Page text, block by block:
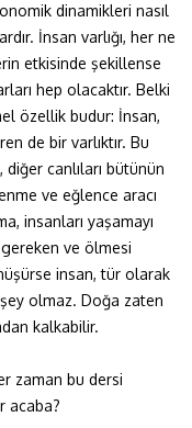
dinamikleri nasıl
İnsan varlığı, her ne
etkisinde şekillense
hep olacaktır. Belki
özellik budur: İnsan,
de bir varlıktır. Bu
canlıları bütünün
ve eğlence aracı
insanları yaşamayı
ve ölmesi
insan, tür olarak
olmaz. Doğa zaten
kalkabilir.
zaman bu dersi
acaba?